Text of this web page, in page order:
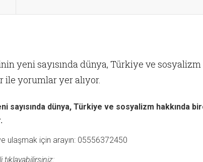
yeni sayısında dünya, Türkiye ve sosyalizm
ile yorumlar yer alıyor.
sayısında dünya, Türkiye ve sosyalizm hakkında
ulaşmak için arayın: 05556372450